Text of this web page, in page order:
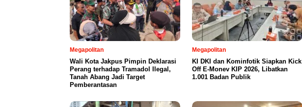
Megapolitan
Wali Kota Jakpus Pimpin Deklarasi
Perang terhadap Tramadol Ilegal,
Tanah Abang Jadi Target
Pemberantasan
Megapolitan
KI DKI dan Kominfotik Siapkan Kick
Off E-Monev KIP 2026, Libatkan
1.001 Badan Publik